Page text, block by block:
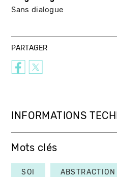
Sans dialogue
PARTAGER
INFORMATIONS
Mots clés
SOI ABSTRACTION